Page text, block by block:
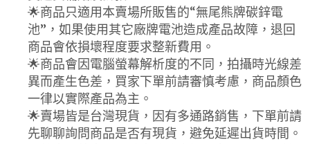
🌟商品只適用本賣場所販售的“無尾熊牌碳鋅電
池”，如果使用其它廠牌電池造成產品故障，退回
商品會依損壞程度要求整新費用。
🌟商品會因電腦螢幕解析度的不同，拍攝時光線差
異而產生色差，買家下單前請審慎考慮，商品顏色
一律以實際產品為主。
🌟賣場皆是台灣現貨，因有多通路銷售，下單前請
先聊聊詢問商品是否有現貨，避免延遲出貨時間。